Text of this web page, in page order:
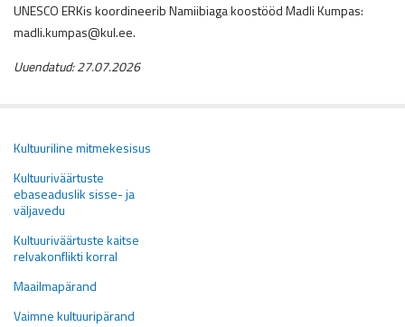
Kultuuriline mitmekesisus
Kultuuriväärtuste
ebaseaduslik sisse- ja
väljavedu
Kultuuriväärtuste kaitse
relvakonflikti korral
Maailmapärand
Vaimne kultuuripärand
UNESCO ERKis koordineerib Namiibiaga koostööd Madli Kumpas:
madli.kumpas@kul.ee.
Uuendatud: 27.07.2026